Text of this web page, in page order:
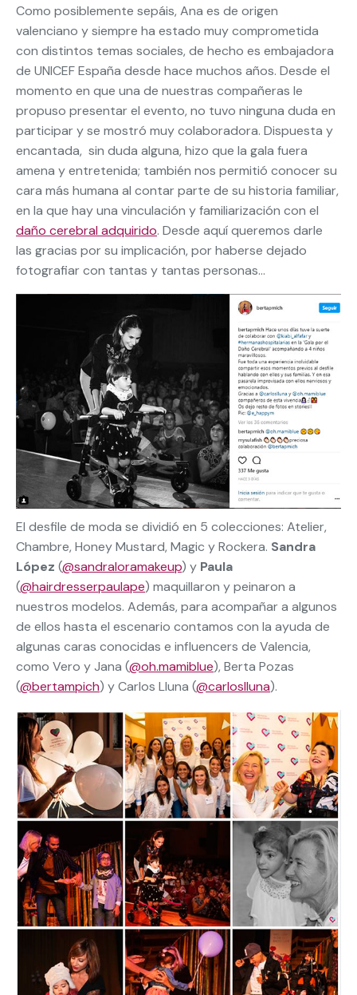
Como posiblemente sepáis, Ana es de origen
valenciano y siempre ha estado muy comprometida
con distintos temas sociales, de hecho es embajadora
de UNICEF España desde hace muchos años. Desde el
momento en que una de nuestras compañeras le
propuso presentar el evento, no tuvo ninguna duda en
participar y se mostró muy colaboradora. Dispuesta y
encantada, sin duda alguna, hizo que la gala fuera
amena y entretenida; también nos permitió conocer su
cara más humana al contar parte de su historia familiar,
en la que hay una vinculación y familiarización con el
daño cerebral adquirido. Desde aquí queremos darle
las gracias por su implicación, por haberse dejado
fotografiar con tantas y tantas personas…
El desfile de moda se dividió en 5 colecciones: Atelier,
Chambre, Honey Mustard, Magic y Rockera. Sandra
López (@sandraloramakeup) y Paula
(@hairdresserpaulape) maquillaron y peinaron a
nuestros modelos. Además, para acompañar a algunos
de ellos hasta el escenario contamos con la ayuda de
algunas caras conocidas e influencers de Valencia,
como Vero y Jana (@oh.mamiblue), Berta Pozas
(@bertampich) y Carlos Lluna (@carloslluna).